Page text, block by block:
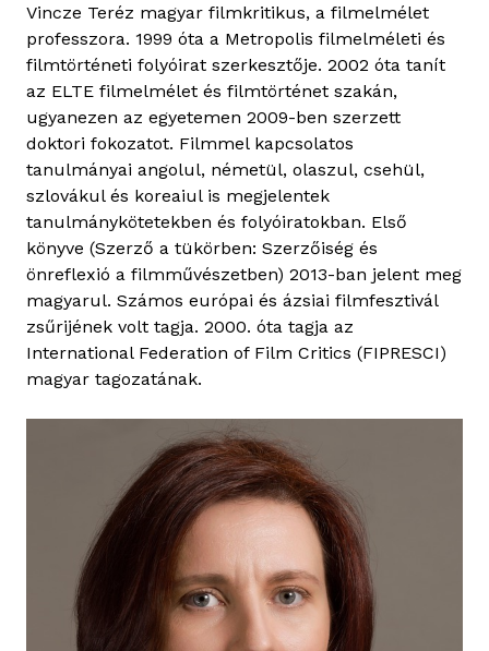
u
l
i
e
N
e
d
e
r
k
o
o
r
n
Vincze Teréz magyar filmkritikus, a filmelmélet
professzora. 1999 óta a Metropolis filmelméleti és
filmtörténeti folyóirat szerkesztője. 2002 óta tanít
az ELTE filmelmélet és filmtörténet szakán,
ugyanezen az egyetemen 2009-ben szerzett
doktori fokozatot. Filmmel kapcsolatos
tanulmányai angolul, németül, olaszul, csehül,
szlovákul és koreaiul is megjelentek
tanulmánykötetekben és folyóiratokban. Első
könyve (Szerző a tükörben: Szerzőiség és
önreflexió a filmművészetben) 2013-ban jelent meg
magyarul. Számos európai és ázsiai filmfesztivál
zsűrijének volt tagja. 2000. óta tagja az
International Federation of Film Critics (FIPRESCI)
magyar tagozatának.